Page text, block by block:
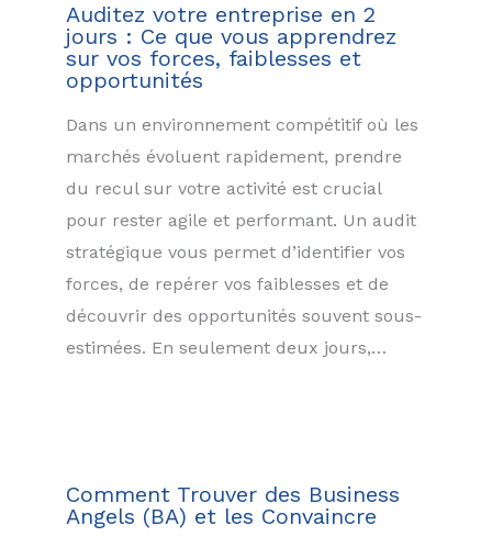
Auditez votre entreprise en 2
jours : Ce que vous apprendrez
sur vos forces, faiblesses et
opportunités
Dans un environnement compétitif où les
marchés évoluent rapidement, prendre
du recul sur votre activité est crucial
pour rester agile et performant. Un audit
stratégique vous permet d’identifier vos
forces, de repérer vos faiblesses et de
découvrir des opportunités souvent sous-
estimées. En seulement deux jours,…
Comment Trouver des Business
Angels (BA) et les Convaincre